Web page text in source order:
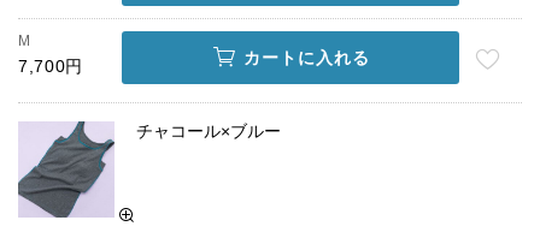
M
7,700円 カートに入れる
チャコール×ブルー